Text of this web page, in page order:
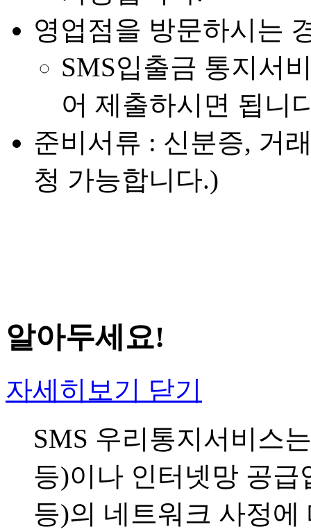
영업점을 방문하시는
SMS입출금 통지서
어 제출하시면 됩니
준비서류 : 신분증, 거
청 가능합니다.)
알아두세요!
자세히보기 닫기
SMS 우리통지서비스
등)이나 인터넷망 공
등)의 네트워크 사정